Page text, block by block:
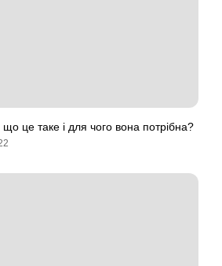
це таке і для чого вона потрібна?